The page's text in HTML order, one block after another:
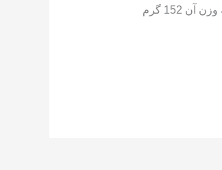
تعداد کالری موجود در هندوانه هندوانه دارای کالری کم است ،[١] در جایی که یک فنجان هندوانه خرد شده حاوی مکعب هایی است که وزن آن 152 گرم